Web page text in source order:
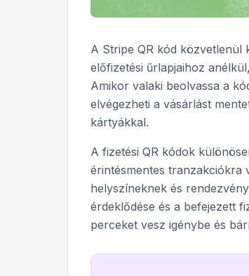
A Stripe QR kód közvetlenül
előfizetési űrlapjaihoz
Amikor valaki beolvassa a
elvégezheti a vásárlást
kártyákkal.
A fizetési QR kódok
érintésmentes tranzakciókra
helyszíneknek és
érdeklődése és a befejezett
perceket vesz igénybe és